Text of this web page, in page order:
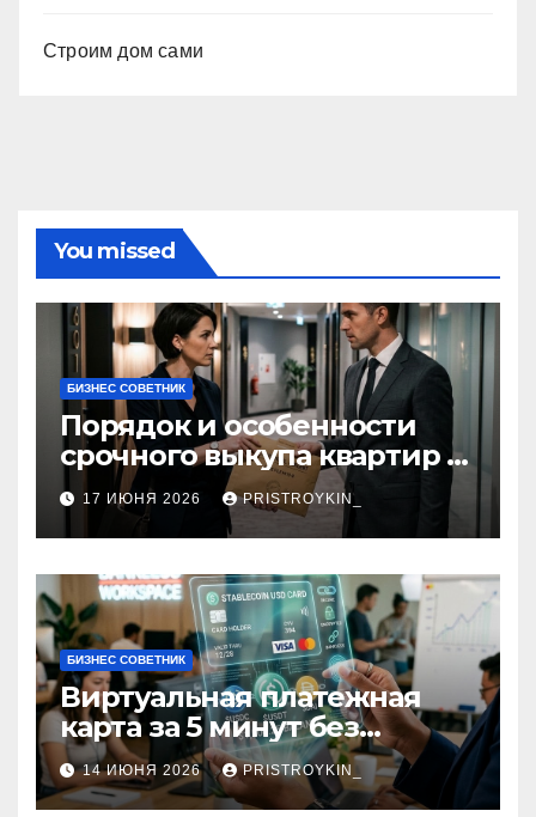
Строим дом сами
You missed
БИЗНЕС СОВЕТНИК
Порядок и особенности
срочного выкупа квартир в
срок 1–3 дня
17 ИЮНЯ 2026 PRISTROYKIN_
БИЗНЕС СОВЕТНИК
Виртуальная платежная
карта за 5 минут без
верификации и участия
банков с пополнением в
14 ИЮНЯ 2026 PRISTROYKIN_